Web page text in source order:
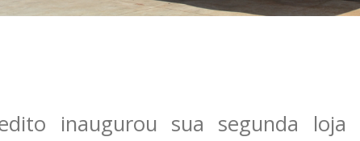
inaugurou sua segunda loja